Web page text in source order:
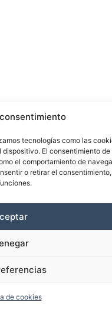
tecnologías como las
El consentimiento de
el comportamiento de
o retirar el
de cookies